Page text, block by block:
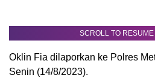
SCROLL TO
Oklin Fia dilaporkan ke Polres
Senin (14/8/2023).